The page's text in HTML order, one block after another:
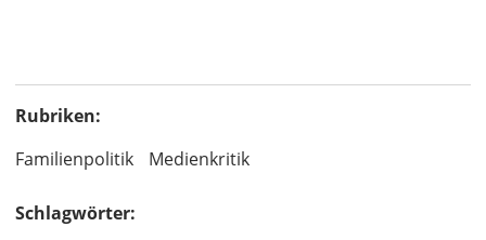
Rubriken:
Familienpolitik
Medienkritik
Schlagwörter: